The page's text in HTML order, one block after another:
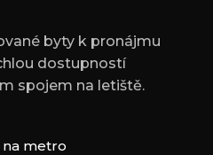
byty k pronájmu
dostupností
spojem na letiště.
metro